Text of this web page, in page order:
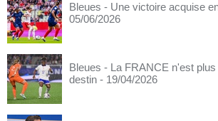
Bleues - Une victoire acquise
05/06/2026
Bleues - La FRANCE n'est
destin - 19/04/2026